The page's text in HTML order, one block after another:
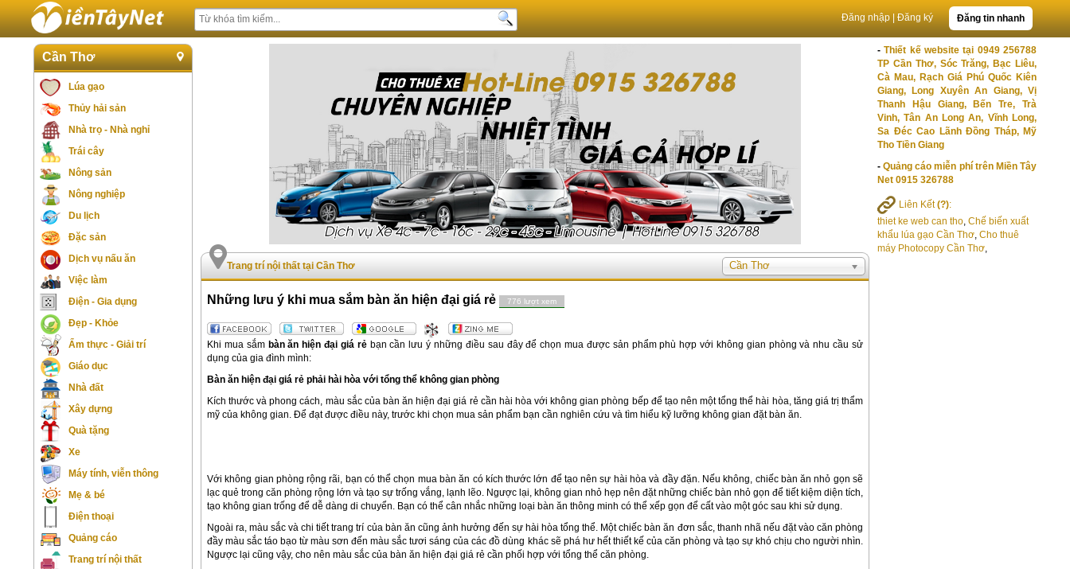
Đăng tin nhanh
Đăng nhập Đăng ký
Cần Thơ
Lúa gạo
Thủy hải sản
Nhà trọ - Nhà nghỉ
Trái cây
Nông sản
Nông nghiệp
Du lịch
Đặc sản
Dịch vụ nấu ăn
Việc làm
Điện - Gia dụng
Đẹp - Khỏe
Ẩm thực - Giải trí
Giáo dục
Nhà đất
Xây dựng
Quà tặng
Xe
Máy tính, viễn thông
Mẹ & bé
Điện thoại
Quảng cáo
Trang trí nội thất
-Thiết kế website tại 0949 256788
TP Cần Thơ, Sóc Trăng, Bạc Liêu,
Cà Mau, Rạch Giá Phú Quốc Kiên
Giang, Long Xuyên An Giang, Vị
Thanh Hậu Giang, Bến Tre, Trà
Vinh, Tân An Long An, Vĩnh Long,
Sa Đéc Cao Lãnh Đồng Tháp, Mỹ
Tho Tiền Giang
-Quảng cáo miễn phí trên Miền Tây
Net 0915 326788
Liên Kết(?):
thiet ke web can tho, Chế biến xuất
khẩu lúa gạo Cần Thơ, Cho thuê
máy Photocopy Cần Thơ,
Trang trí nội thất tại Cần Thơ
Cần Thơ
Những lưu ý khi mua sắm bàn ăn hiện đại giá rẻ 776 lượt xem
Khi mua sắm bàn ăn hiện đại giá rẻbạn cần lưu ý những điều sau đây để chọn mua được sản phẩm phù hợp với không gian phòng và nhu cầu sử
dụng của gia đình mình:
Bàn ăn hiện đại giá rẻ phải hài hòa với tổng thể không gian phòng
Kích thước và phong cách, màu sắc của bàn ăn hiện đại giá rẻ cần hài hòa với không gian phòng bếp để tạo nên một tổng thể hài hòa, tăng giá trị thẩm
mỹ của không gian. Để đạt được điều này, trước khi chọn mua sản phẩm bạn cần nghiên cứu và tìm hiểu kỹ lưỡng không gian đặt bàn ăn.
Với không gian phòng rộng rãi, bạn có thể chọn mua bàn ăn có kích thước lớn để tạo nên sự hài hòa và đầy đặn. Nếu không, chiếc bàn ăn nhỏ gọn sẽ
lạc quẻ trong căn phòng rộng lớn và tạo sự trống vắng, lạnh lẽo. Ngược lại, không gian nhỏ hẹp nên đặt những chiếc bàn nhỏ gọn để tiết kiệm diện tích,
tạo không gian trống để dễ dàng di chuyển. Bạn có thể cân nhắc những loại bàn ăn thông minh có thể xếp gọn để cất vào một góc sau khi sử dụng.
Ngoài ra, màu sắc và chi tiết trang trí của bàn ăn cũng ảnh hưởng đến sự hài hòa tổng thể. Một chiếc bàn ăn đơn sắc, thanh nhã nếu đặt vào căn phòng
đầy màu sắc táo bạo từ màu sơn đến màu sắc tươi sáng của các đồ dùng khác sẽ phá hư hết thiết kế của căn phòng và tạo sự khó chịu cho người nhìn.
Ngược lại cũng vậy, cho nên màu sắc của bàn ăn hiện đại giá rẻ cần phối hợp với tổng thể căn phòng.